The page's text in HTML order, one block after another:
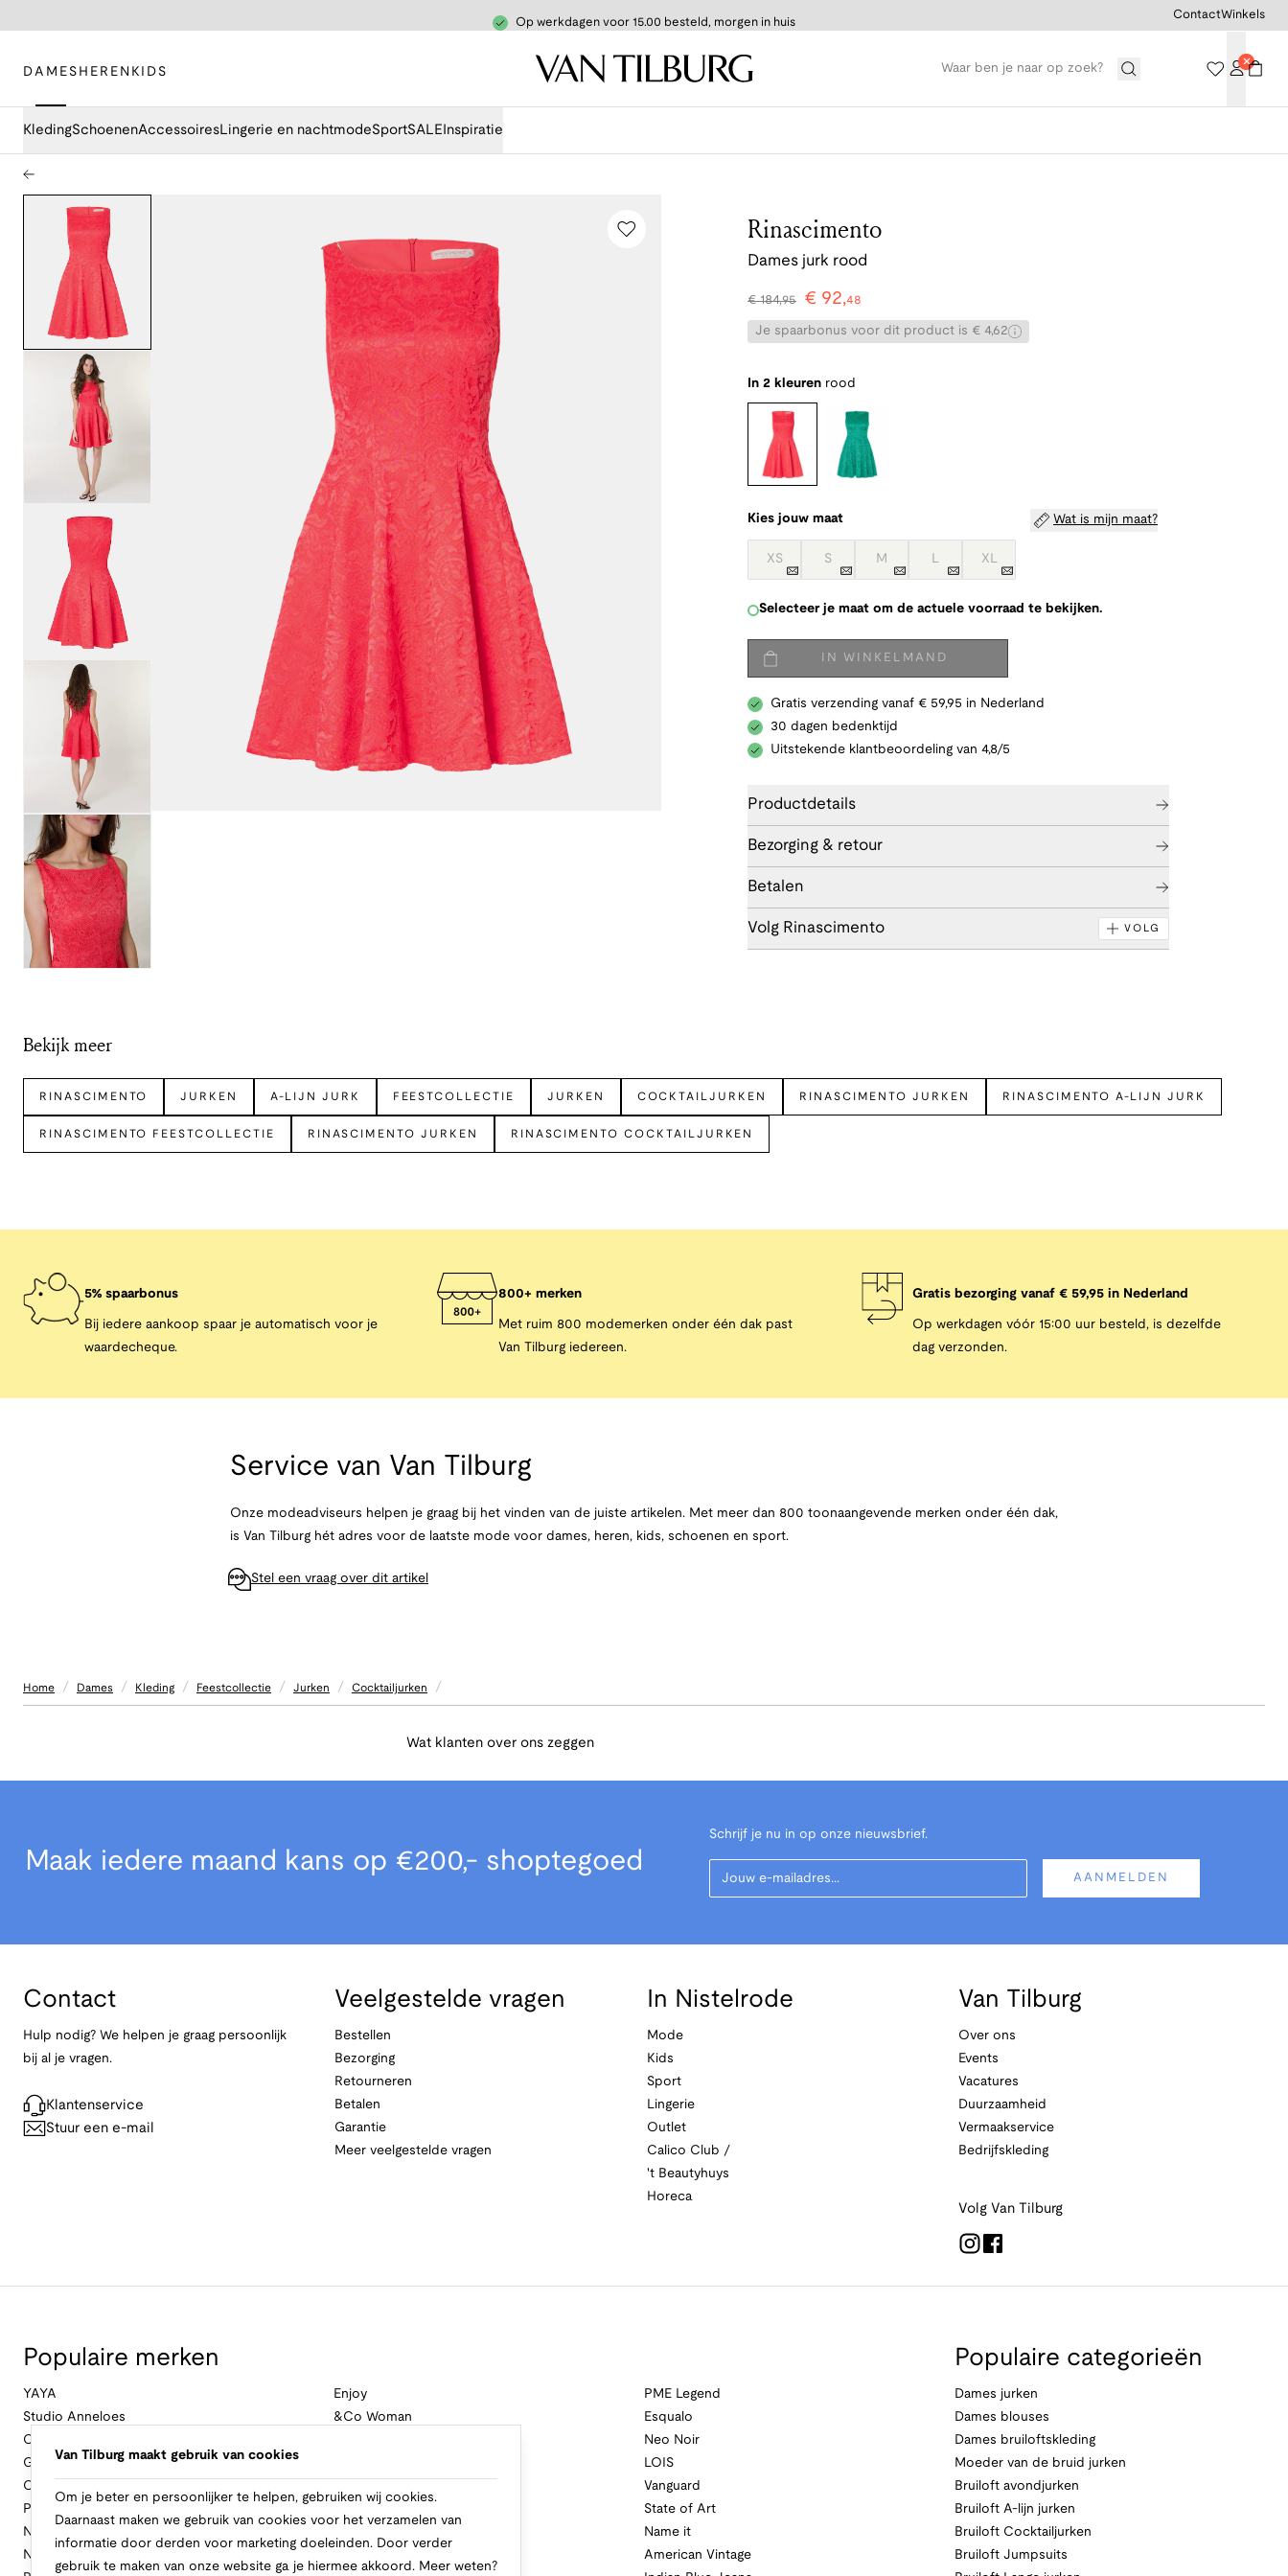
Op werkdagen voor 15.00 besteld, morgen in huis
DAMES HEREN KIDS
KledingSchoenenAccessoiresLingerie en nachtmodeSportSALE Inspiratie
ContactWinkels
Rinascimento
Dames jurk rood
€184,95 € 92,48
Je spaarbonus voor dit product is € 4,62
In 2 kleuren rood
Kies jouw maat Wat is mijn maat?
XS S M L XL
Selecteer je maat om de actuele voorraad te bekijken.
IN WINKELMAND
Gratis verzending vanaf € 59,95 in Nederland
30 dagen bedenktijd
Uitstekende klantbeoordeling van 4,8/5
Productdetails
Bezorging & retour
Betalen
Volg Rinascimento VOLG
Bekijk meer
RINASCIMENTO JURKEN A-LIJN JURK FEESTCOLLECTIE JURKEN COCKTAILJURKEN RINASCIMENTO JURKEN RINASCIMENTO A-LIJN JURK
RINASCIMENTO FEESTCOLLECTIE RINASCIMENTO JURKEN RINASCIMENTO COCKTAILJURKEN
5% spaarbonus
Bij iedere aankoop spaar je automatisch voor je
waardecheque.
800+ merken
Met ruim 800 modemerken onder één dak past
Van Tilburg iedereen.
Gratis bezorging vanaf € 59,95 in Nederland
Op werkdagen vóór 15:00 uur besteld, is dezelfde
dag verzonden.
Service van Van Tilburg
Onze modeadviseurs helpen je graag bij het vinden van de juiste artikelen. Met meer dan 800 toonaangevende merken onder één dak,
is Van Tilburg hét adres voor de laatste mode voor dames, heren, kids, schoenen en sport.
Stel een vraag over dit artikel
Home / Dames / Kleding / Feestcollectie / Jurken / Cocktailjurken /
Wat klanten over ons zeggen
Maak iedere maand kans op €200,- shoptegoed
Schrijf je nu in op onze nieuwsbrief.
Your Email
AANMELDEN
Contact
Hulp nodig? We helpen je graag persoonlijk
bij al je vragen.
Klantenservice
Stuur een e-mail
Veelgestelde vragen
Bestellen
Bezorging
Retourneren
Betalen
Garantie
Meer veelgestelde vragen
In Nistelrode
Mode
Kids
Sport
Lingerie
Outlet
Calico Club /
't Beautyhuys
Horeca
Van Tilburg
Over ons
Events
Vacatures
Duurzaamheid
Vermaakservice
Bedrijfskleding
Volg Van Tilburg
Populaire merken
YAYA
Studio Anneloes
Cambio
Geisha
Cast Iron
Profuomo
No Excess
New Balance
Enjoy
&Co Woman
PME Legend
Esqualo
Neo Noir
LOIS
Vanguard
State of Art
Name it
American Vintage
Populaire categorieën
Dames jurken
Dames blouses
Dames bruiloftskleding
Moeder van de bruid jurken
Bruiloft avondjurken
Bruiloft A-lijn jurken
Bruiloft Cocktailjurken
Bruiloft Jumpsuits
Van Tilburg maakt gebruik van cookies
Om je beter en persoonlijker te helpen, gebruiken wij cookies.
Daarnaast maken we gebruik van cookies voor het verzamelen van
informatie door derden voor marketing doeleinden. Door verder
gebruik te maken van onze website ga je hiermee akkoord. Meer weten?